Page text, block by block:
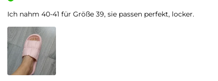
Ich nahm 40-41 für Größe 39, sie passen perfekt, locker.